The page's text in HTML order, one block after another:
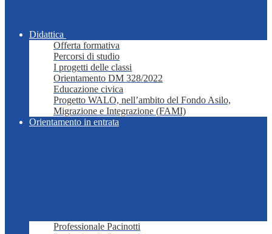
Didattica
Offerta formativa
Percorsi di studio
I progetti delle classi
Orientamento DM 328/2022
Educazione civica
Progetto WALO, nell’ambito del Fondo Asilo,
Migrazione e Integrazione (FAMI)
Orientamento in entrata
Professionale Pacinotti